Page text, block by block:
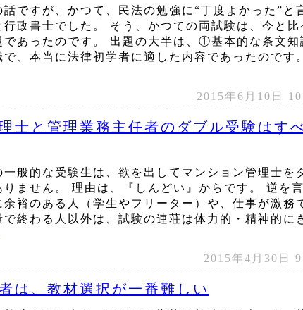
ですが、かつて、民法の勉強に“丁度よかった”と
行政書士でした。 そう、かつての両試験は、今と比
であったのです。 出題の大半は、①基本的な条文
で、本当に法律初学者に適した内容であったのです
2015年6月10日
士と管理業務主任者のダブル受験はす
般的な受験生は、欲を出してマンション管理士を
ません。 理由は、『しんどい』からです。 逆を
余裕のある人（学生やフリーター）や、仕事が激務
で終わる人以外は、試験の連荘は体力的・精神的に
2015年4月30日
は、教材選択が一番難しい